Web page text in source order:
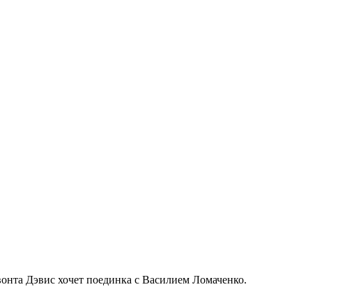
Дэвис хочет поединка с Василием Ломаченко.